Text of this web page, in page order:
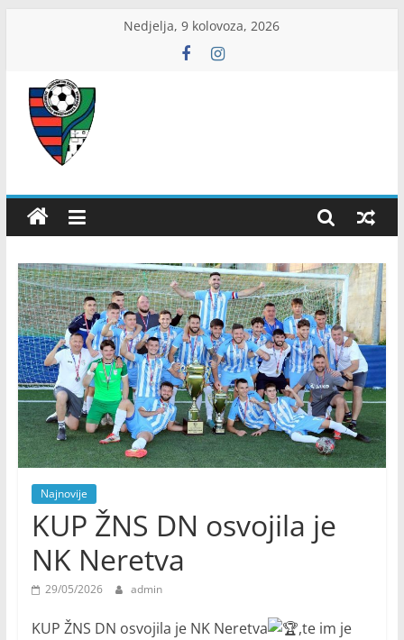
Nedjelja, 9 kolovoza, 2026
ŽNS
Dubrovačko-
neretvanski
Najnovije
KUP ŽNS DN osvojila je
NK Neretva
29/05/2026 admin
KUP ŽNS DN osvojila je NK Neretva
,te im je